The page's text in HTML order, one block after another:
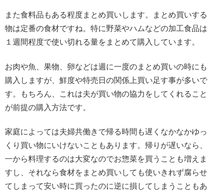
また食料品もある程度まとめ買いします。まとめ買いする
物は定番の食材ですね。特に野菜やハムなどの加工食品は
１週間程度で使い切れる量をまとめて購入しています。
お肉や魚、果物、卵などは週に一度のまとめ買いの時にも
購入しますが、鮮度や特売日の関係上買い足す事が多いで
す。もちろん、これは夫が買い物の協力をしてくれること
が前提の購入方法です。
家庭によっては夫婦共働きで帰る時間も遅くなかなかゆっ
くり買い物にいけないこともあります。帰りが遅いなら、
一から料理するのは大変なのでお惣菜を買うことも増えま
すし、それなら食材をまとめ買いしても使いきれず腐らせ
てしまって安い時に買ったのに逆に損してしまうこともあ